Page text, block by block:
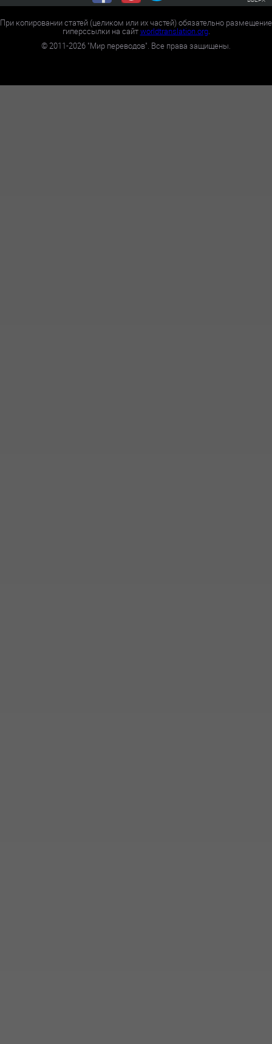
При копировании статей (целиком или их частей) обязательно размещение
гиперссылки на сайтworldtranslation.org.
©2011-2026 "Мир переводов". Все права защищены.